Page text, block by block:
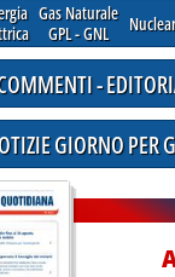
Gas Naturale
GPL - GNL
-
GIORNO PER